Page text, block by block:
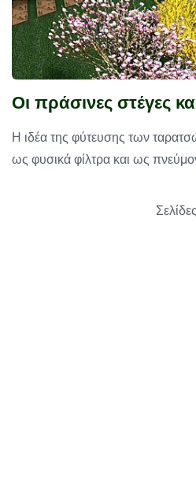
Οι πράσινες στέγες
Η ιδέα της φύτευσης των
ως φυσικά φίλτρα και ως
Σελίδες